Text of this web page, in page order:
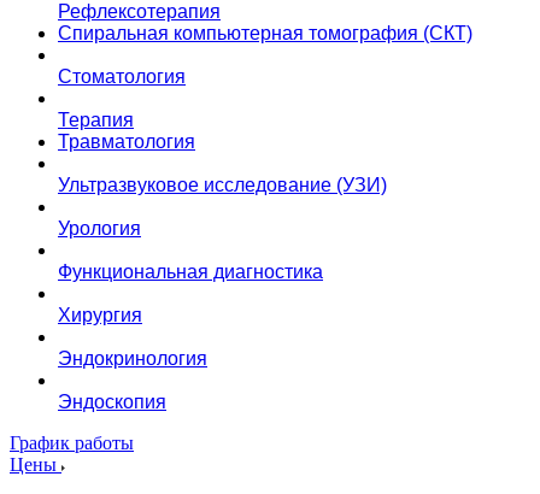
Рефлексотерапия
Спиральная компьютерная томография (СКТ)
Стоматология
Терапия
Травматология
Ультразвуковое исследование (УЗИ)
Урология
Функциональная диагностика
Хирургия
Эндокринология
Эндоскопия
График работы
Цены